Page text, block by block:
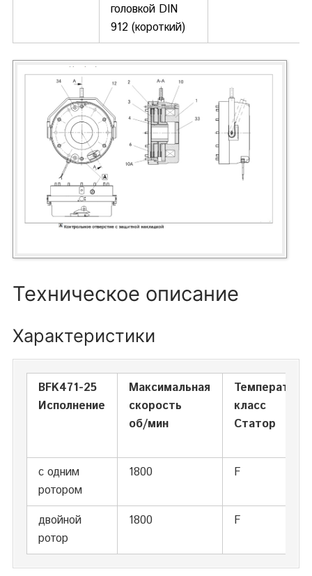
головкой DIN
912 (короткий)
Техническое описание
Характеристики
BFK471-25
Исполнение
Максимальная
скорость
об/мин
класс
Статор
с одним
ротором
1800 F
двойной
ротор
1800 F